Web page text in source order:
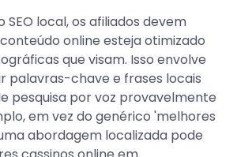
local, os afiliados devem
online esteja otimizado
que visam. Isso envolve
palavras-chave e frases locais
pesquisa por voz provavelmente
em vez do genérico 'melhores
abordagem localizada pode